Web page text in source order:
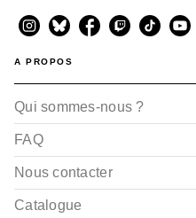
A PROPOS
Qui sommes-nous ?
FAQ
Nous contacter
Catalogue